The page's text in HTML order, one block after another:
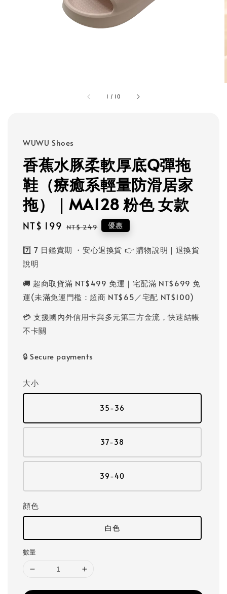
1 / 10
WUWU Shoes
香蕉水豚柔軟厚底Q彈拖
鞋（療癒系輕量防滑居家
拖）｜MA128 粉色 女款
Sale
NT$ 199 Regular
NT$ 249 優惠
7️⃣ 7 日鑑賞期 ・安心退換貨 👉 購物說明｜退換貨
說明
🚚 超商取貨滿 NT$499 免運｜宅配滿 NT$699 免
運(未滿免運門檻：超商 NT$65／宅配 NT$100)
💳 支援國內外信用卡與多元第三方金流，快速結帳
不卡關
🔒 Secure payments
大小
35-36
37-38
39-40
顔色
白色
數量